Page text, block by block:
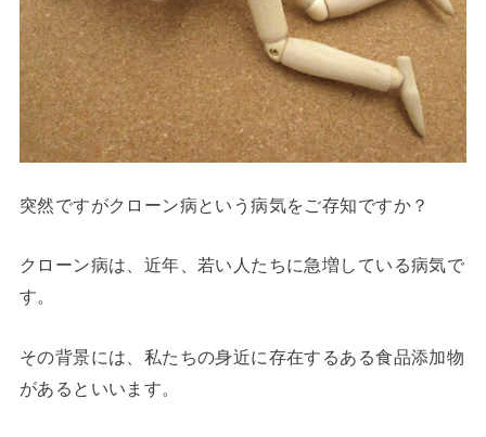
突然ですがクローン病という病気をご存知ですか？
クローン病は、近年、若い人たちに急増している病気で
す。
その背景には、私たちの身近に存在するある食品添加物
があるといいます。